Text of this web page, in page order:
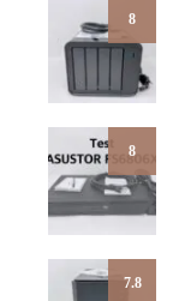
8
8
7.8